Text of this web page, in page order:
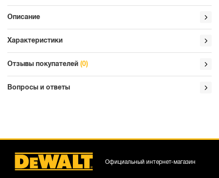
Описание
Характеристики
Отзывы покупателей (0)
Вопросы и ответы
Официальный интернет-магазин